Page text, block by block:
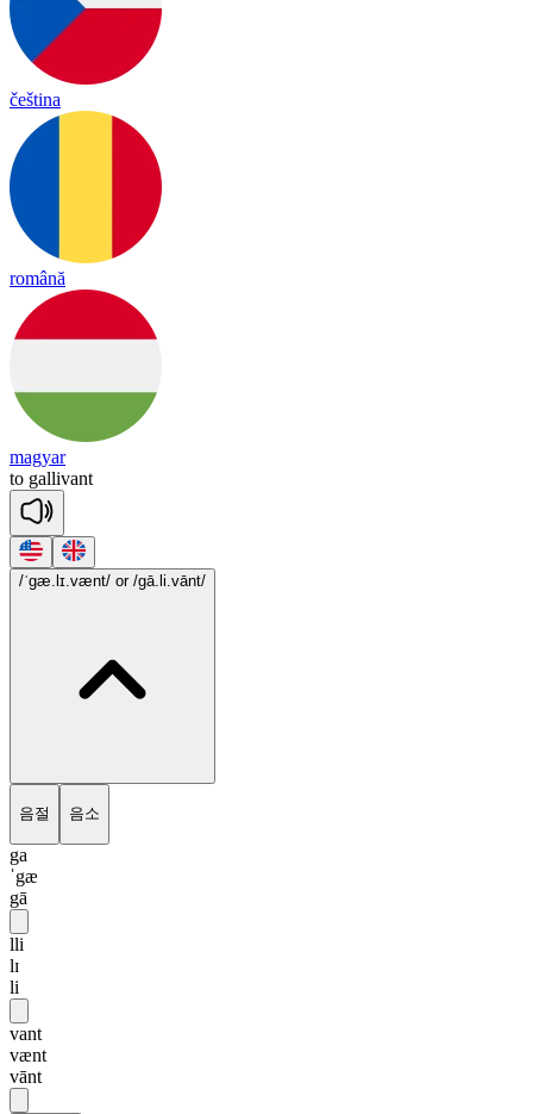
čeština
română
magyar
to gallivant
/ˈgæ.lɪ.vænt/ or /gā.li.vānt/
음절 음소
ga
ˈgæ
gā
lli
lɪ
li
vant
vænt
vānt